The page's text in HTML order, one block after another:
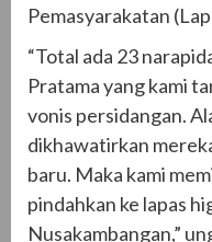
Pemasyarakatan
“Total ada 23
Pratama yang kami
vonis persidangan.
dikhawatirkan
baru. Maka kami
pindahkan ke lapas
Nusakambangan,”